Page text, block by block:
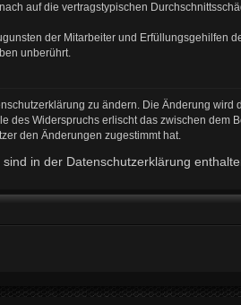
auf die vertragstypischen
der Mitarbeiter und Erfüllungsgehilfen
unberührt.
zu ändern. Die Änderung wird
des Widerspruchs erlischt das zwischen dem
den Änderungen zugestimmt hat.
in der Datenschutzerklärung